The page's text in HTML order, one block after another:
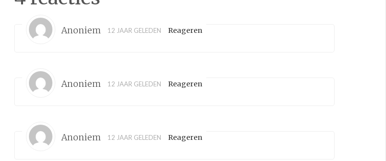
Anoniem 12 JAAR GELEDEN Reageren
Anoniem 12 JAAR GELEDEN Reageren
Anoniem 12 JAAR GELEDEN Reageren